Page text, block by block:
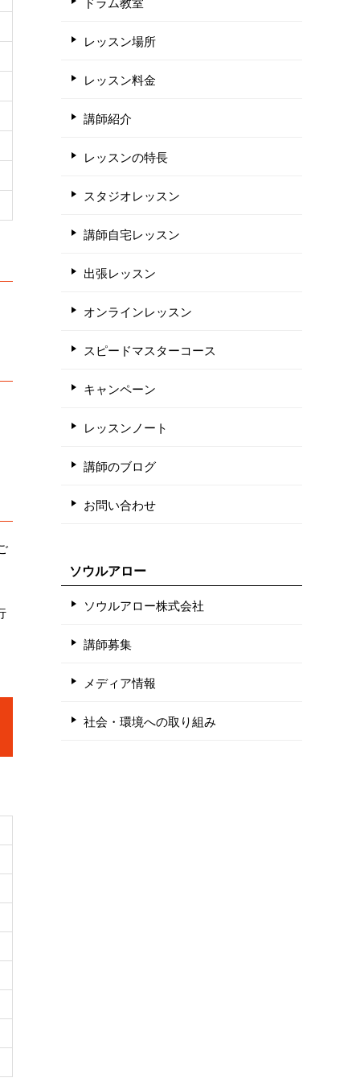
レッスン場所
レッスン料金
講師紹介
レッスンの特長
スタジオレッスン
講師自宅レッスン
出張レッスン
オンラインレッスン
スピードマスターコース
キャンペーン
レッスンノート
講師のブログ
お問い合わせ
ソウルアロー
ソウルアロー株式会社
講師募集
メディア情報
社会・環境への取り組み